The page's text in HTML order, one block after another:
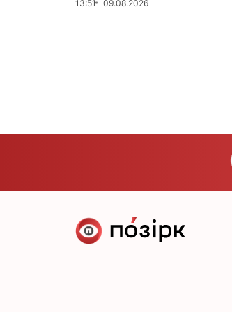
13:51 09.08.2026